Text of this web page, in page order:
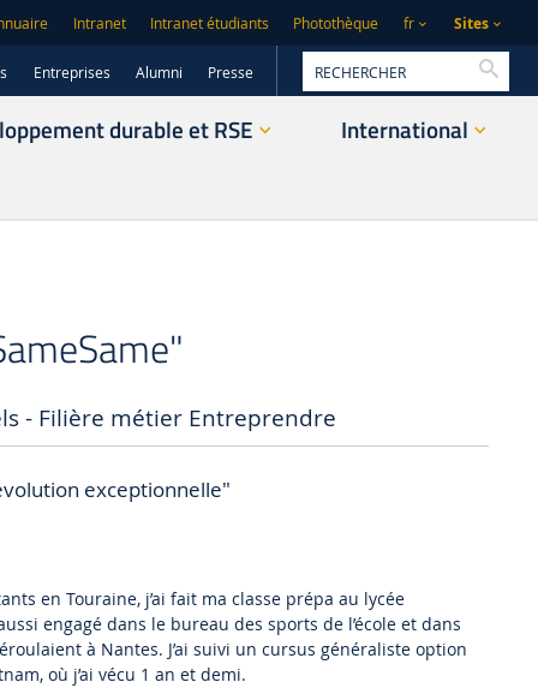
Intranet Intranet étudiants Photothèque fr Sites
Entreprises Alumni Presse
durable et RSE International
- Filière métier Entreprendre
exceptionnelle"
en Touraine, j’ai fait ma classe prépa au lycée
engagé dans le bureau des sports de l’école et dans
à Nantes. J’ai suivi un cursus généraliste option
où j’ai vécu 1 an et demi.